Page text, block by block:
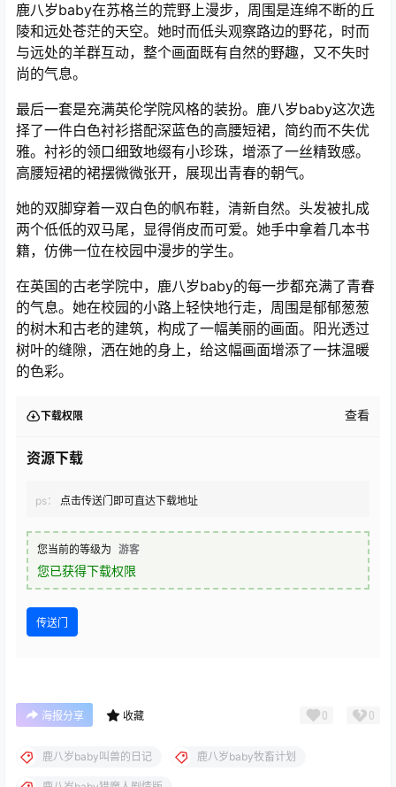
鹿八岁baby在苏格兰的荒野上漫步，周围是连绵不断的丘
陵和远处苍茫的天空。她时而低头观察路边的野花，时而
与远处的羊群互动，整个画面既有自然的野趣，又不失时
尚的气息。
最后一套是充满英伦学院风格的装扮。鹿八岁baby这次选
择了一件白色衬衫搭配深蓝色的高腰短裙，简约而不失优
雅。衬衫的领口细致地缀有小珍珠，增添了一丝精致感。
高腰短裙的裙摆微微张开，展现出青春的朝气。
她的双脚穿着一双白色的帆布鞋，清新自然。头发被扎成
两个低低的双马尾，显得俏皮而可爱。她手中拿着几本书
籍，仿佛一位在校园中漫步的学生。
在英国的古老学院中，鹿八岁baby的每一步都充满了青春
的气息。她在校园的小路上轻快地行走，周围是郁郁葱葱
的树木和古老的建筑，构成了一幅美丽的画面。阳光透过
树叶的缝隙，洒在她的身上，给这幅画面增添了一抹温暖
的色彩。
下载权限 查看
资源下载
ps： 点击传送门即可直达下载地址
您当前的等级为 游客
您已获得下载权限
传送门
海报分享 收藏 0 0
鹿八岁baby叫兽的日记 鹿八岁baby牧畜计划